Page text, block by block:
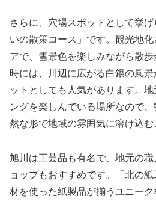
さらに、穴場スポットとして挙
いの散策コース」です。観光地
アで、雪景色を楽しみながら散
時には、川辺に広がる白銀の風
ットとしても人気があります。
ングを楽しんでいる場所なので
然な形で地域の雰囲気に溶け込む
旭川は工芸品も有名で、地元の
ョップもおすすめです。「北の
材を使った紙製品が揃うユニー